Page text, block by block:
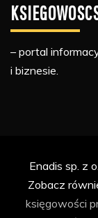
– portal
i biznesie.
Enadis sp. z
Zobacz
księgowości